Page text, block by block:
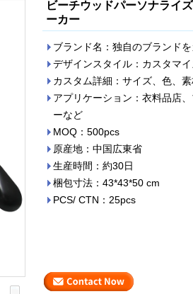
ビーチウッドパーソナライ
ーカー
ブランド名：独自のブランド
デザインスタイル：カスタマ
カスタム詳細：サイズ、色、
アプリケーション：衣料品店
ーなど
MOQ：500pcs
原産地：中国広東省
生産時間：約30日
梱包寸法：43*43*50 cm
PCS/ CTN：25pcs